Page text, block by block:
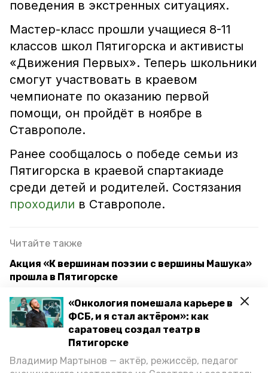
«Онкология помешала карьере в
ФСБ, и я стал актёром»: как
саратовец создал театр в
Пятигорске
Владимир Мартынов — актёр, режиссёр, педагог
поведения в экстренных ситуациях.
Мастер-класс прошли учащиеся 8-11
классов школ Пятигорска и активисты
«Движения Первых». Теперь школьники
смогут участвовать в краевом
чемпионате по оказанию первой
помощи, он пройдёт в ноябре в
Ставрополе.
Ранее сообщалось о победе семьи из
Пятигорска в краевой спартакиаде
среди детей и родителей. Состязания
проходили в Ставрополе.
Читайте также
Акция «К вершинам поэзии с вершины Машука»
прошла в Пятигорске
Более 70 надписей с рекламой наркотиков
закрасили в Пятигорске в ходе акции
Школьники из агроклассов поучаствуют в смене
«Мы – хозяева Земли» в Ставрополе